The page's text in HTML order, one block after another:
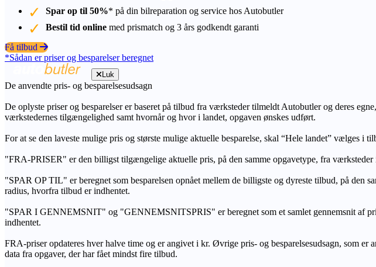
Spar op til 50%* på din bilreparation og service hos Autobutler
Bestil tid online med prismatch og 3 års godkendt garanti
Få tilbud
*Sådan er priser og besparelser beregnet
Luk
De anvendte pris- og besparelsesudsagn
De oplyste priser og besparelser er baseret på tilbud fra værksteder tilmeldt Autobutler og deres
værkstedernes tilgængelighed samt hvornår og hvor i landet, opgaven ønskes udført.
For at se den laveste mulige pris og største mulige aktuelle besparelse, skal “Hele landet” vælges i
"FRA-PRISER" er den billigst tilgængelige aktuelle pris, på den samme opgavetype, fra værksteder
"SPAR OP TIL" er beregnet som besparelsen opnået mellem de billigste og dyreste tilbud, på den
radius, hvorfra tilbud er indhentet.
"SPAR I GENNEMSNIT" og "GENNEMSNITSPRIS" er beregnet som et samlet gennemsnit af
indhentet.
FRA-priser opdateres hver halve time og er angivet i kr. Øvrige pris- og besparelsesudsagn, som
data fra opgaver, der har fået mindst fire tilbud.